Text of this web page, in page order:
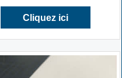
Cliquez ici